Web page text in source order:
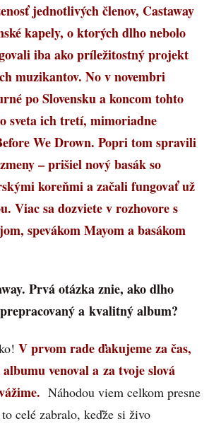
jednotlivých členov, Castaway
kapely, o ktorých dlho nebolo
iba ako príležitostný projekt
muzikantov. No v novembri
po Slovensku a koncom tohto
sveta ich tretí, mimoriadne
We Drown. Popri tom spravili
– prišiel nový basák so
koreňmi a začali fungovať už
Viac sa dozviete v rozhovore s
spevákom Mayom a basákom
Prvá otázka znie, ako dlho
a kvalitný album?
V prvom rade ďakujeme za čas,
venoval a za tvoje slová
Náhodou viem celkom presne
celé zabralo, keďže si živo